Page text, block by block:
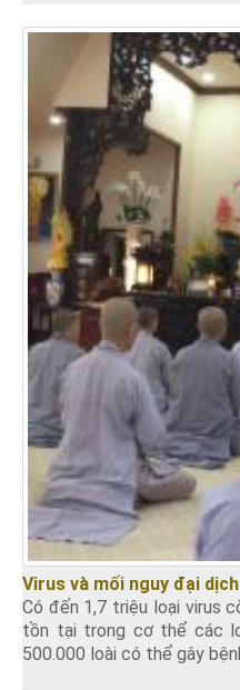
Virus và mối nguy đại
Có đến 1,7 triệu loại virus
tồn tại trong cơ thể các
500.000 loài có thể gây